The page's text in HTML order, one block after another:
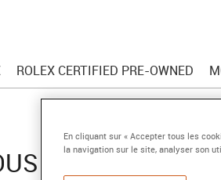
ROLEX CERTIFIED PRE-OWNED
En cliquant sur « Accepter tous les
la navigation sur le site, analyser son